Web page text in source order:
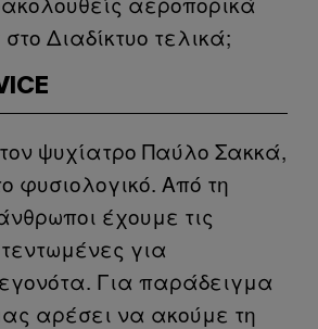
Διαδίκτυο τελικά;
ψυχίατρο Παύλο Σακκά,
φυσιολογικό. Από τη
έχουμε τις
για
Για παράδειγμα
αρέσει να ακούμε τη